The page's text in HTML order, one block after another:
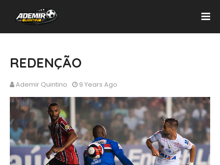
REDENÇÃO
Ademir Quintino 9 Years Ago